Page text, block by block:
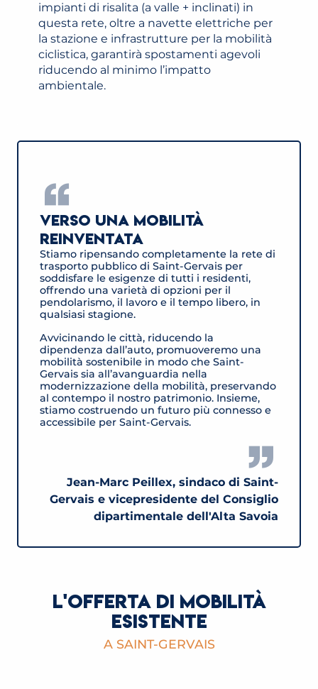
impianti di risalita (a valle + inclinati) in
questa rete, oltre a navette elettriche per
la stazione e infrastrutture per la mobilità
ciclistica, garantirà spostamenti agevoli
riducendo al minimo l’impatto
ambientale.
Verso una mobilità
reinventata
Stiamo ripensando completamente la rete di
trasporto pubblico di Saint-Gervais per
soddisfare le esigenze di tutti i residenti,
offrendo una varietà di opzioni per il
pendolarismo, il lavoro e il tempo libero, in
qualsiasi stagione.
Avvicinando le città, riducendo la
dipendenza dall’auto, promuoveremo una
mobilità sostenibile in modo che Saint-
Gervais sia all’avanguardia nella
modernizzazione della mobilità, preservando
al contempo il nostro patrimonio. Insieme,
stiamo costruendo un futuro più connesso e
accessibile per Saint-Gervais.
Jean-Marc Peillex, sindaco di Saint-
Gervais e vicepresidente del Consiglio
dipartimentale dell'Alta Savoia
L'OFFERTA DI MOBILITÀ
ESISTENTE
A SAINT-GERVAIS